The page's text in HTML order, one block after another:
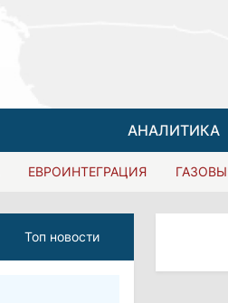
АНАЛИТИКА
ЕВРОИНТЕГРАЦИЯ
Топ новости